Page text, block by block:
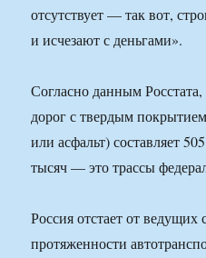
отсутствует — так вот,
и исчезают с деньгами».
Согласно данным
дорог с твердым
или асфальт) составляет
тысяч — это трассы
Россия отстает от ведущих
протяженности